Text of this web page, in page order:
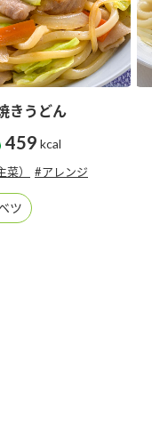
納豆の豆知識
きうどん
459 kcal
） #アレンジ
ツ